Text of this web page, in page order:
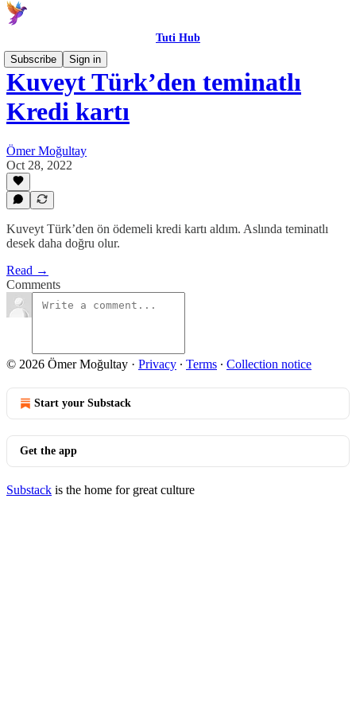
Tuti Hub
Subscribe
Sign in
Kuveyt Türk’den teminatlı
Kredi kartı
Ömer Moğultay
Oct 28, 2022
Kuveyt Türk’den ön ödemeli kredi kartı aldım. Aslında teminatlı
desek daha doğru olur.
Read →
Comments
© 2026 Ömer Moğultay · Privacy ∙ Terms ∙ Collection notice
Start your Substack
Get the app
Substack is the home for great culture